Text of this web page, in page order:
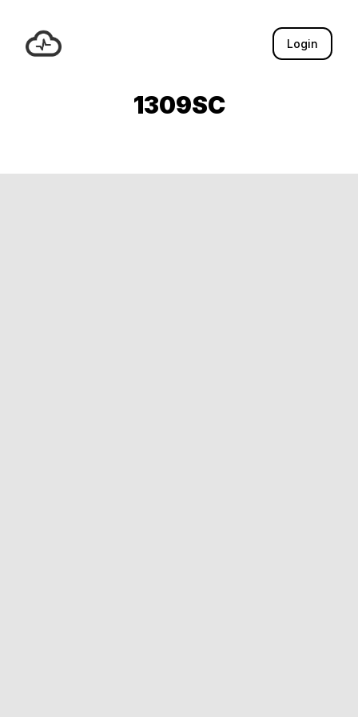
Login
1309SC